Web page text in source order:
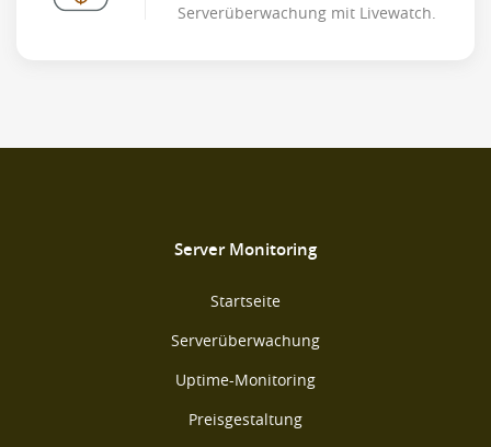
Serverüberwachung mit Livewatch.
Server Monitoring
Startseite
Serverüberwachung
Uptime-Monitoring
Preisgestaltung